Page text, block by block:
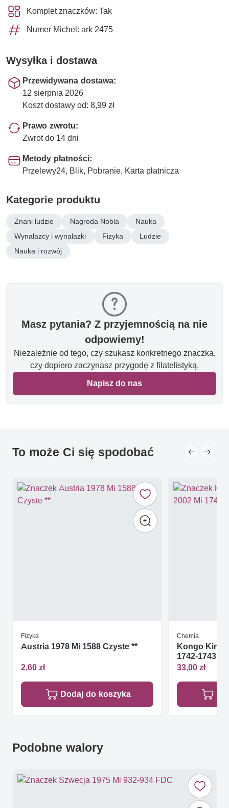
Komplet znaczków: Tak
Numer Michel: ark 2475
Wysyłka i dostawa
Przewidywana dostawa:
12 sierpnia 2026
Koszt dostawy od: 8,99 zł
Prawo zwrotu:
Zwrot do 14 dni
Metody płatności:
Przelewy24, Blik, Pobranie, Karta płatnicza
Kategorie produktu
Znani ludzie Nagroda Nobla
Nauka
Wynalazcy i wynalazki
Fizyka
Ludzie
Nauka i rozwój
Masz pytania? Z przyjemnością na nie
odpowiemy!
Niezależnie od tego, czy szukasz konkretnego znaczka,
czy dopiero zaczynasz przygodę z filatelistyką.
Napisz do nas
To może Ci się spodobać
Fizyka
Austria 1978 Mi 1588 Czyste **
2,60 zł
Dodaj do koszyka
Chemia
Kongo
1742-1743
33,00 zł
Podobne walory